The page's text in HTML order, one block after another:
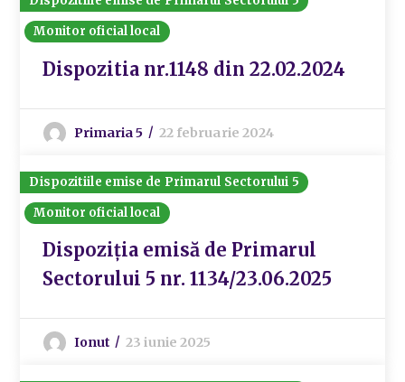
Monitor oficial local
Dispozitia nr.1148 din 22.02.2024
Primaria 5 22 februarie 2024
Dispozitiile emise de Primarul Sectorului 5
Monitor oficial local
Dispoziția emisă de Primarul
Sectorului 5 nr. 1134/23.06.2025
Ionut 23 iunie 2025